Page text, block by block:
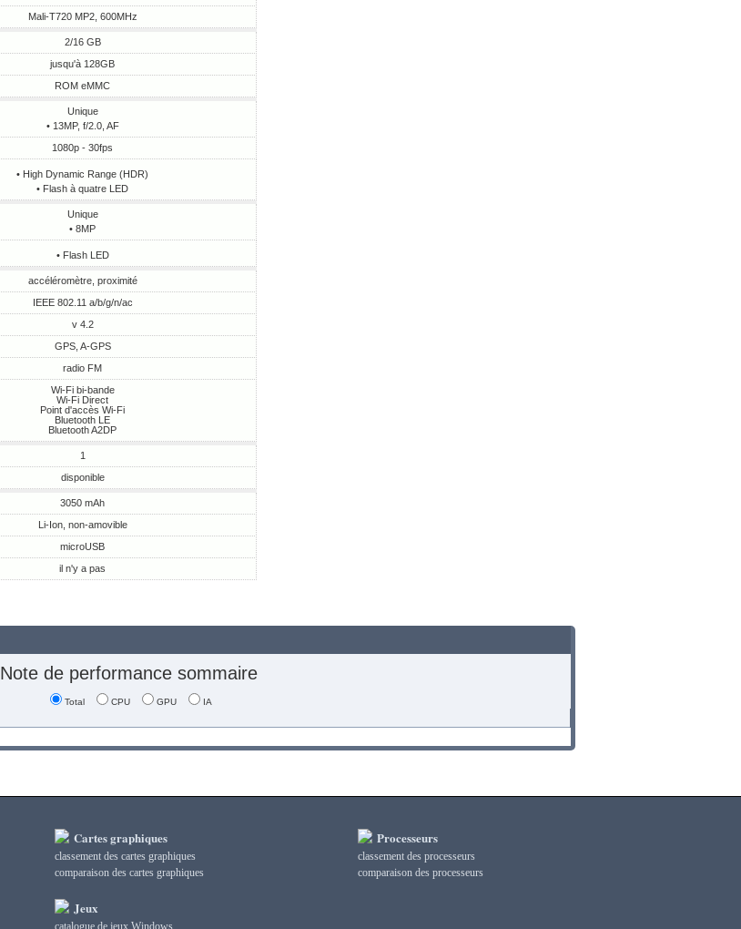
Mali-T720 MP2, 600MHz
2/16 GB
jusqu'à 128GB
ROM eMMC
Unique
• 13MP, f/2.0, AF
1080p - 30fps
• High Dynamic Range (HDR)
• Flash à quatre LED
Unique
• 8MP
• Flash LED
accéléromètre, proximité
IEEE 802.11 a/b/g/n/ac
v 4.2
GPS, A-GPS
radio FM
Wi-Fi bi-bande
Wi-Fi Direct
Point d'accès Wi-Fi
Bluetooth LE
Bluetooth A2DP
1
disponible
3050 mAh
Li-Ion, non-amovible
microUSB
il n'y a pas
Note de performance sommaire
Total CPU GPU IA
Cartes graphiques
classement des cartes graphiques
сomparaison des cartes graphiques
Jeux
catalogue de jeux Windows
Processeurs
classement des processeurs
сomparaison des processeurs